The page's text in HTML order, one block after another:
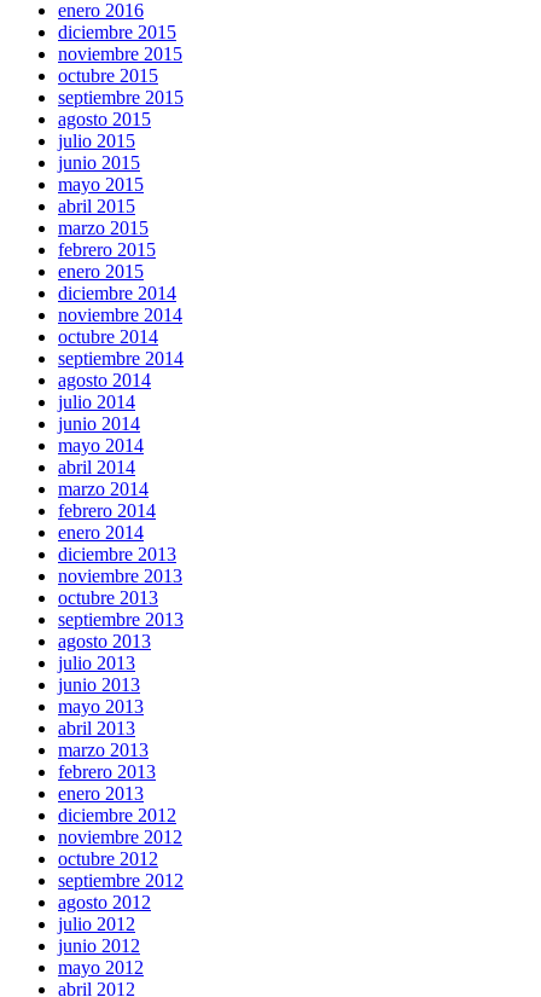
enero 2016
diciembre 2015
noviembre 2015
octubre 2015
septiembre 2015
agosto 2015
julio 2015
junio 2015
mayo 2015
abril 2015
marzo 2015
febrero 2015
enero 2015
diciembre 2014
noviembre 2014
octubre 2014
septiembre 2014
agosto 2014
julio 2014
junio 2014
mayo 2014
abril 2014
marzo 2014
febrero 2014
enero 2014
diciembre 2013
noviembre 2013
octubre 2013
septiembre 2013
agosto 2013
julio 2013
junio 2013
mayo 2013
abril 2013
marzo 2013
febrero 2013
enero 2013
diciembre 2012
noviembre 2012
octubre 2012
septiembre 2012
agosto 2012
julio 2012
junio 2012
mayo 2012
abril 2012